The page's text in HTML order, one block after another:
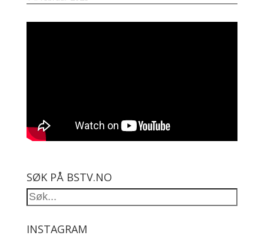
SØK PÅ BSTV.NO
INSTAGRAM